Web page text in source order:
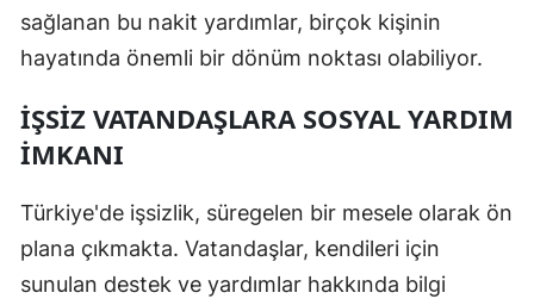
Hatay
Isparta
Mersin
İzmir
sağlanan bu nakit yardımlar, birçok kişinin
hayatında önemli bir dönüm noktası olabiliyor.
İŞSIZ VATANDAŞLARA SOSYAL YARDIM
İMKANI
Türkiye'de işsizlik, süregelen bir mesele olarak ön
plana çıkmakta. Vatandaşlar, kendileri için
sunulan destek ve yardımlar hakkında bilgi